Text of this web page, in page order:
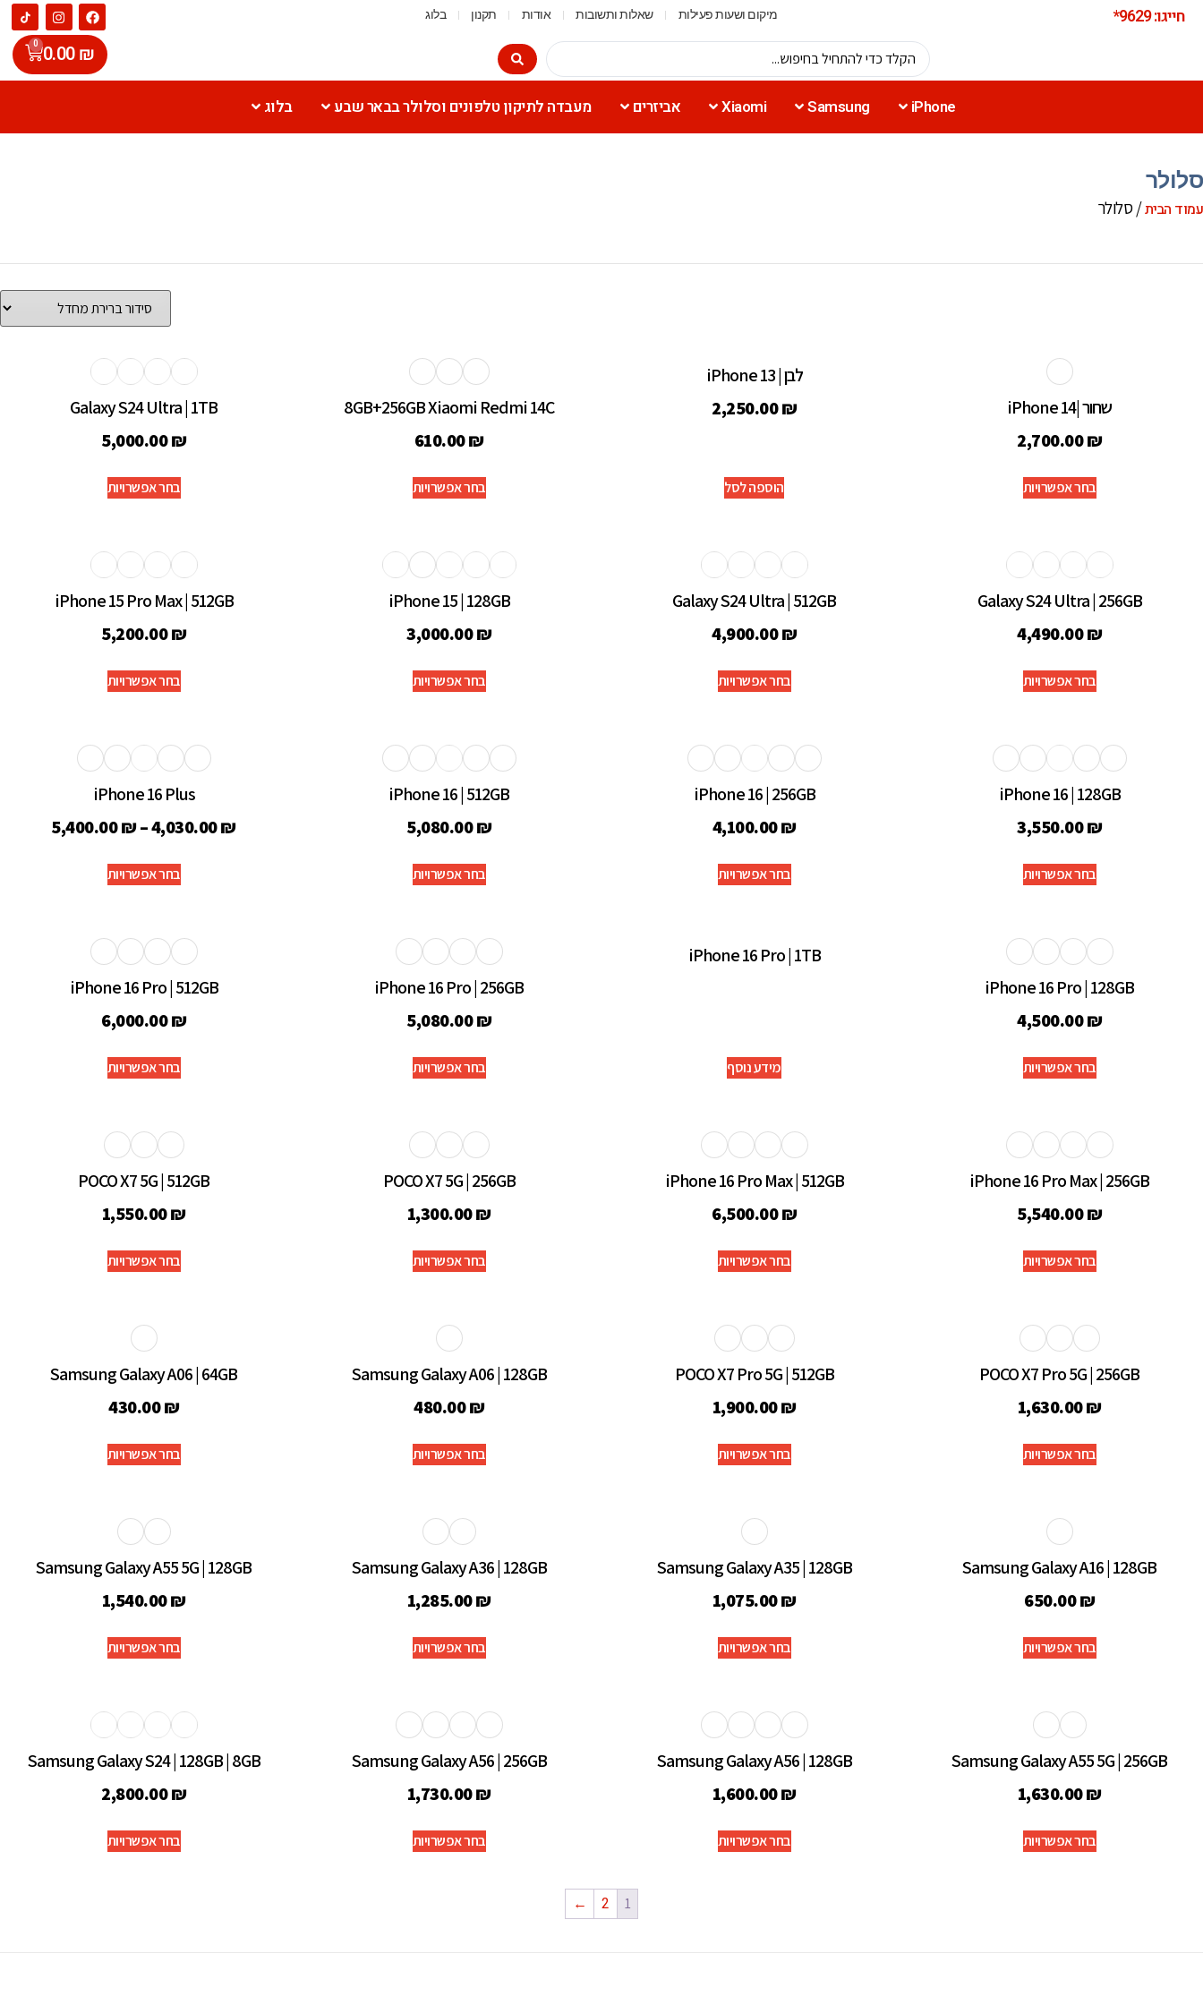
חייגו: 9629* מיקום ושעות פעילות שאלות ותשובות אודות תקנון בלוג
0.00₪
0
iPhone
Samsung
Xiaomi אביזרים מעבדה לתיקון טלפונים וסלולר בבאר שבע בלוג
סלולר
עמוד הבית/ סלולר
שחור |iPhone 14
2,700.00₪
בחר אפשרויות
לבן | iPhone 13
2,250.00₪
הוספה לסל
8GB+256GB Xiaomi Redmi 14C
610.00₪
בחר אפשרויות
Galaxy S24 Ultra | 1TB
5,000.00₪
בחר אפשרויות
Galaxy S24 Ultra | 256GB
4,490.00₪
בחר אפשרויות
Galaxy S24 Ultra | 512GB
4,900.00₪
בחר אפשרויות
iPhone 15 | 128GB
3,000.00₪
בחר אפשרויות
iPhone 15 Pro Max | 512GB
5,200.00₪
בחר אפשרויות
iPhone 16 | 128GB
3,550.00₪
בחר אפשרויות
iPhone 16 | 256GB
4,100.00₪
בחר אפשרויות
iPhone 16 | 512GB
5,080.00₪
בחר אפשרויות
iPhone 16 Plus
4,030.00₪
–
5,400.00₪
בחר אפשרויות
iPhone 16 Pro | 128GB
4,500.00₪
בחר אפשרויות
iPhone 16 Pro | 1TB
מידע נוסף
iPhone 16 Pro | 256GB
5,080.00₪
בחר אפשרויות
iPhone 16 Pro | 512GB
6,000.00₪
בחר אפשרויות
iPhone 16 Pro Max | 256GB
5,540.00₪
בחר אפשרויות
iPhone 16 Pro Max | 512GB
6,500.00₪
בחר אפשרויות
POCO X7 5G | 256GB
1,300.00₪
בחר אפשרויות
POCO X7 5G | 512GB
1,550.00₪
בחר אפשרויות
POCO X7 Pro 5G | 256GB
1,630.00₪
בחר אפשרויות
POCO X7 Pro 5G | 512GB
1,900.00₪
בחר אפשרויות
Samsung Galaxy A06 | 128GB
480.00₪
בחר אפשרויות
Samsung Galaxy A06 | 64GB
430.00₪
בחר אפשרויות
Samsung Galaxy A16 | 128GB
650.00₪
בחר אפשרויות
Samsung Galaxy A35 | 128GB
1,075.00₪
בחר אפשרויות
Samsung Galaxy A36 | 128GB
1,285.00₪
בחר אפשרויות
Samsung Galaxy A55 5G | 128GB
1,540.00₪
בחר אפשרויות
Samsung Galaxy A55 5G | 256GB
1,630.00₪
בחר אפשרויות
Samsung Galaxy A56 | 128GB
1,600.00₪
בחר אפשרויות
Samsung Galaxy A56 | 256GB
1,730.00₪
בחר אפשרויות
Samsung Galaxy S24 | 128GB | 8GB
2,800.00₪
בחר אפשרויות
1
2
←